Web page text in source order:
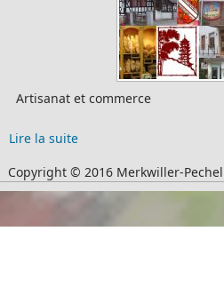
Artisanat et commerce
Lire la suite
Copyright © 2016 Merkwiller-